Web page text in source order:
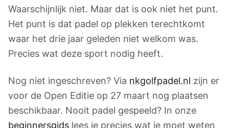
Waarschijnlijk niet. Maar dat is ook niet het punt.
Het punt is dat padel op plekken terechtkomt
waar het drie jaar geleden niet welkom was.
Precies wat deze sport nodig heeft.
Nog niet ingeschreven? Via nkgolfpadel.nl zijn er
voor de Open Editie op 27 maart nog plaatsen
beschikbaar. Nooit padel gespeeld? In onze
beginnersgids lees je precies wat je moet weten